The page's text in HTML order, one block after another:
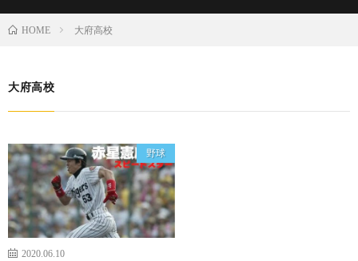
HOME 大府高校
大府高校
野球
2020.06.10